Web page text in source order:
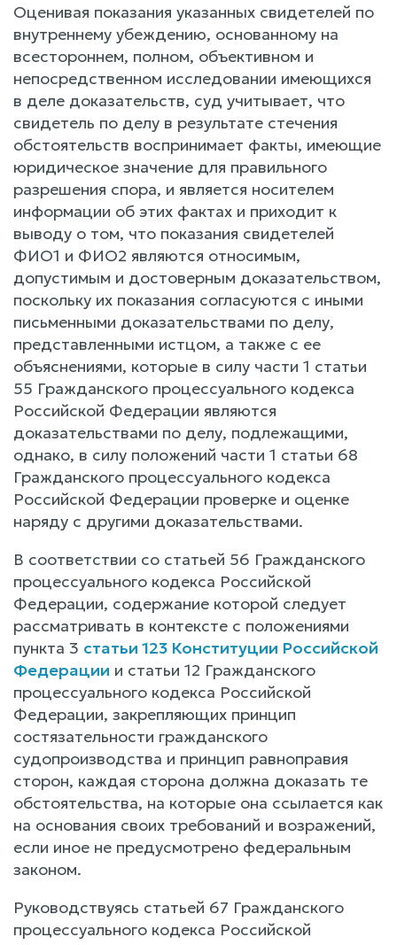
Оценивая показания указанных свидетелей по
внутреннему убеждению, основанному на
всестороннем, полном, объективном и
непосредственном исследовании имеющихся
в деле доказательств, суд учитывает, что
свидетель по делу в результате стечения
обстоятельств воспринимает факты, имеющие
юридическое значение для правильного
разрешения спора, и является носителем
информации об этих фактах и приходит к
выводу о том, что показания свидетелей
ФИО1 и ФИО2 являются относимым,
допустимым и достоверным доказательством,
поскольку их показания согласуются с иными
письменными доказательствами по делу,
представленными истцом, а также с ее
объяснениями, которые в силу части 1 статьи
55 Гражданского процессуального кодекса
Российской Федерации являются
доказательствами по делу, подлежащими,
однако, в силу положений части 1 статьи 68
Гражданского процессуального кодекса
Российской Федерации проверке и оценке
наряду с другими доказательствами.
В соответствии со статьей 56 Гражданского
процессуального кодекса Российской
Федерации, содержание которой следует
рассматривать в контексте с положениями
пункта 3 статьи 123 Конституции Российской
Федерации и статьи 12 Гражданского
процессуального кодекса Российской
Федерации, закрепляющих принцип
состязательности гражданского
судопроизводства и принцип равноправия
сторон, каждая сторона должна доказать те
обстоятельства, на которые она ссылается как
на основания своих требований и возражений,
если иное не предусмотрено федеральным
законом.
Руководствуясь статьей 67 Гражданского
процессуального кодекса Российской